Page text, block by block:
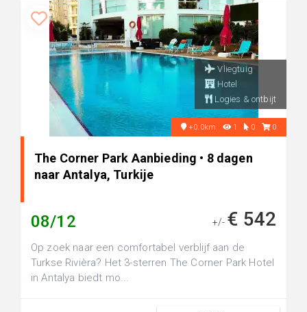
Vliegtuig
Hotel
Logies & ontbijt
+0.0km 1 0 0
The Corner Park Aanbieding • 8 dagen
naar Antalya, Turkije
08/12 +/- € 542
Op zoek naar een comfortabel verblijf aan de
Turkse Rivièra? Het 3-sterren The Corner Park Hotel
in Antalya biedt mo...